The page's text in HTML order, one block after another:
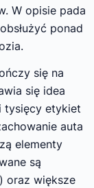
W opisie pada
ponad
się na
się idea
tysięcy etykiet
auta
elementy
są
oraz większe